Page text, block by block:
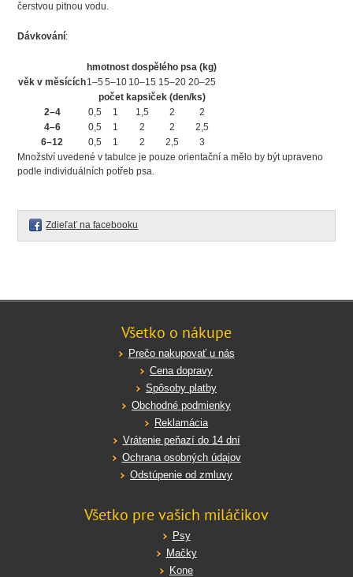
čerstvou pitnou vodu.
Dávkování:
věk v měsících
hmotnost dospělého psa (kg)
1–5 5–10 10–15 15–20 20–25
počet kapsiček (den/ks)
2–4
0,5 1 1,5 2
2
4–6
0,5 1 2 2
2,5
6–12
0,5 1 2 2,5
3
Množství uvedené v tabulce je pouze orientační a mělo by být upraveno
podle individuálních potřeb psa.
Zdieľať na facebooku
Všetko o nákupe
Prečo nakupovať u nás
Cena dopravy
Spôsoby platby
Obchodné podmienky
Reklamácia
Vrátenie peňazí do 14 dní
Ochrana osobných údajov
Odstúpenie od zmluvy
Všetko pre vašich miláčikov
Psy
Mačky
Kone